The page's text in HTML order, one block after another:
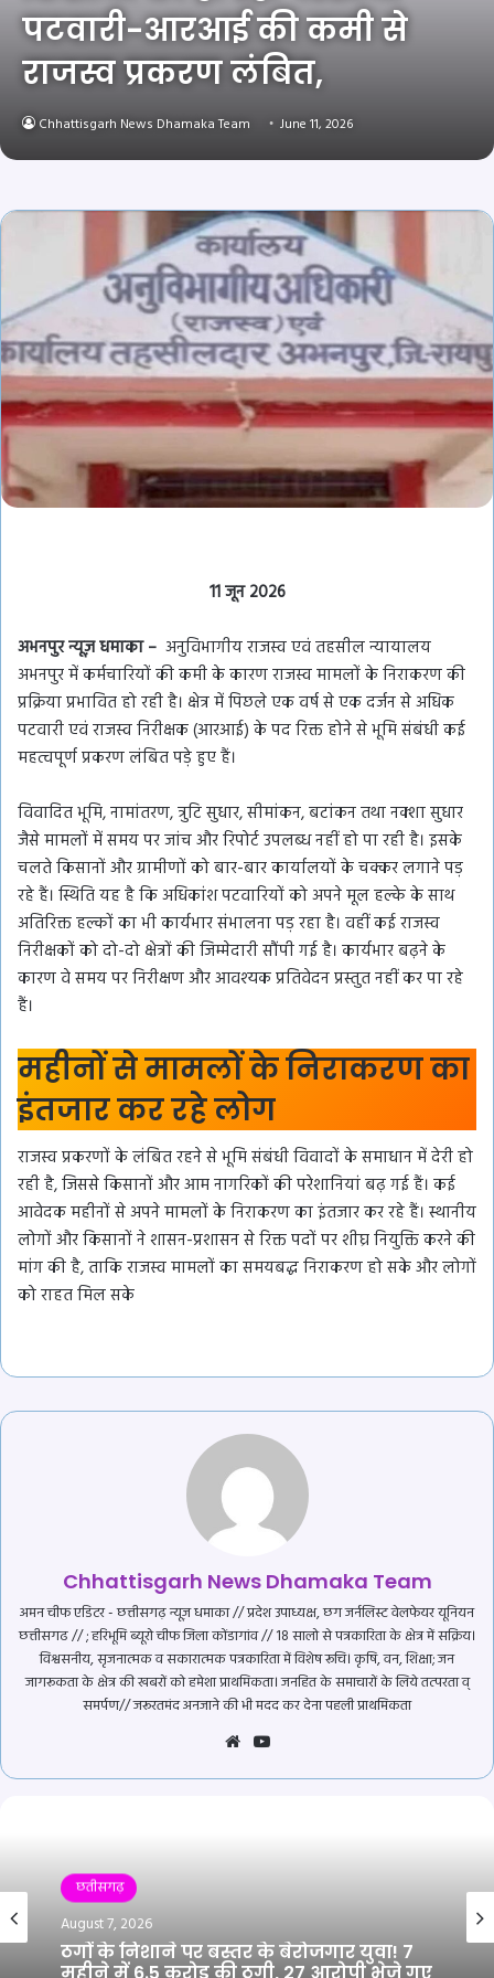
पटवारी-आरआई की कमी से
राजस्व प्रकरण लंबित,
Chhattisgarh News Dhamaka Team June 11, 2026
11 जून 2026
अभनपुरन्यूज़ धमाका – अनुविभागीय राजस्व एवं तहसील न्यायालय
अभनपुर में कर्मचारियों की कमी के कारण राजस्व मामलों के निराकरण की
प्रक्रिया प्रभावित हो रही है। क्षेत्र में पिछले एक वर्ष से एक दर्जन से अधिक
पटवारी एवं राजस्व निरीक्षक (आरआई) के पद रिक्त होने से भूमि संबंधी कई
महत्वपूर्ण प्रकरण लंबित पड़े हुए हैं।
विवादित भूमि, नामांतरण, त्रुटि सुधार, सीमांकन, बटांकन तथा नक्शा सुधार
जैसे मामलों में समय पर जांच और रिपोर्ट उपलब्ध नहीं हो पा रही है। इसके
चलते किसानों और ग्रामीणों को बार-बार कार्यालयों के चक्कर लगाने पड़
रहे हैं। स्थिति यह है कि अधिकांश पटवारियों को अपने मूल हल्के के साथ
अतिरिक्त हल्कों का भी कार्यभार संभालना पड़ रहा है। वहीं कई राजस्व
निरीक्षकों को दो-दो क्षेत्रों की जिम्मेदारी सौंपी गई है। कार्यभार बढ़ने के
कारण वे समय पर निरीक्षण और आवश्यक प्रतिवेदन प्रस्तुत नहीं कर पा रहे
हैं।
महीनों से मामलों के निराकरण का
इंतजार कर रहे लोग
राजस्व प्रकरणों के लंबित रहने से भूमि संबंधी विवादों के समाधान में देरी हो
रही है, जिससे किसानों और आम नागरिकों की परेशानियां बढ़ गई हैं। कई
आवेदक महीनों से अपने मामलों के निराकरण का इंतजार कर रहे हैं। स्थानीय
लोगों और किसानों ने शासन-प्रशासन से रिक्त पदों पर शीघ्र नियुक्ति करने की
मांग की है, ताकि राजस्व मामलों का समयबद्ध निराकरण हो सके और लोगों
को राहत मिल सके
Chhattisgarh News Dhamaka Team
अमन चीफ एडिटर - छत्तीसगढ़ न्यूज़ धमाका // प्रदेश उपाध्यक्ष, छग जर्नलिस्ट वेलफेयर यूनियन
छत्तीसगढ // ; हरिभूमि ब्यूरो चीफ जिला कोंडागांव // 18 सालो से पत्रकारिता के क्षेत्र में सक्रिय।
विश्वसनीय, सृजनात्मक व सकारात्मक पत्रकारिता में विशेष रूचि। कृषि, वन, शिक्षा; जन
जागरूकता के क्षेत्र की खबरों को हमेशा प्राथमिकता। जनहित के समाचारों के लिये तत्परता व्
समर्पण// जरूरतमंद अनजाने की भी मदद कर देना पहली प्राथमिकता
Website
छतीसगढ़
August 7, 2026
ठगों के निशाने पर बस्तर के बेरोजगार युवा! 7